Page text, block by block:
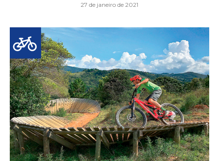
27 de janeiro de 2021